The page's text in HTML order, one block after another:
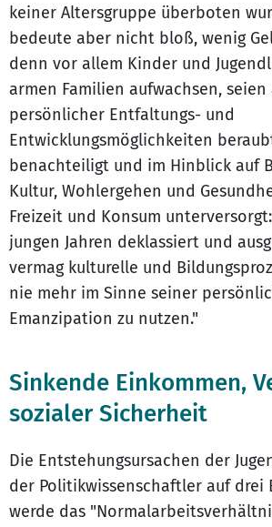
keiner Altersgruppe überboten
bedeute aber nicht bloß, wenig
denn vor allem Kinder und
armen Familien aufwachsen, seien
persönlicher Entfaltungs- und
Entwicklungsmöglichkeiten
benachteiligt und im Hinblick auf
Kultur, Wohlergehen und
Freizeit und Konsum
jungen Jahren deklassiert und
vermag kulturelle und
nie mehr im Sinne seiner
Emanzipation zu nutzen."
Sinkende Einkommen,
sozialer Sicherheit
Die Entstehungsursachen der
der Politikwissenschaftler auf drei
werde das